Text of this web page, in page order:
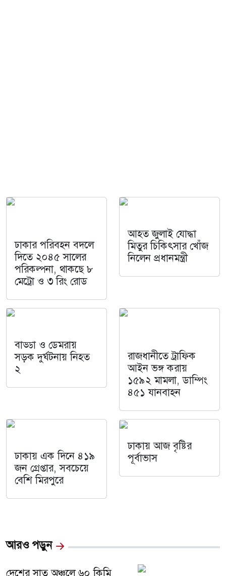
ঢাকার পরিবহন বদলে
দিতে ২০৪৫ সালের
পরিকল্পনা, থাকছে ৮
মেট্রো ও ৩ রিং রোড
আহত জুলাই যোদ্ধা
মিতুর চিকিৎসার খোঁজ
নিলেন প্রধানমন্ত্রী
বাড্ডা ও ডেমরায়
সড়ক দুর্ঘটনায় নিহত
২
রাজধানীতে ট্রাফিক
আইন ভঙ্গ করায়
১৫৯২ মামলা, ডাম্পিং
৪৫১ যানবাহন
ঢাকায় এক দিনে ৪১৯
জন গ্রেপ্তার, সবচেয়ে
বেশি মিরপুরে
ঢাকায় আজ বৃষ্টির
পূর্বাভাস
আরও পড়ুন
দেশের সাত অঞ্চলে ৬০ কিমি